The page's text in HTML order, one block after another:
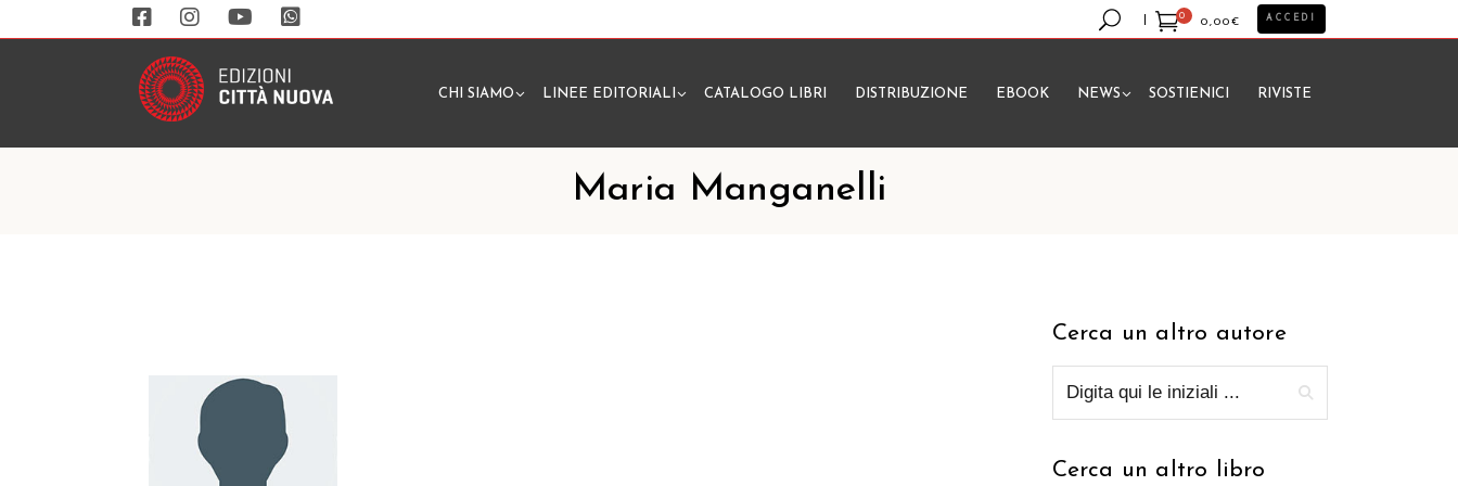
0
0,00€
Nessun prodotto nel carrello.
ACCEDI
CHI SIAMO LINEE EDITORIALI CATALOGO LIBRI DISTRIBUZIONE EBOOK NEWS SOSTIENICI RIVISTE
Maria Manganelli
Cerca un altro autore
Cerca un altro libro